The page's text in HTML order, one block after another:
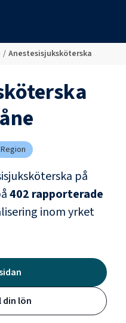
/ Anestesisjuksköterska
Region
på
402 rapporterade
inom yrket
din lön